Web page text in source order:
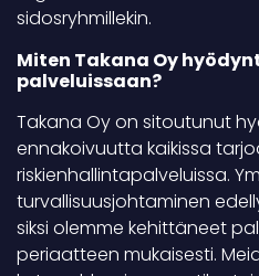
sidosryhmillekin.
Miten Takana Oy
palveluissaan?
Takana Oy on sitoutunut
ennakoivuutta kaikissa
riskienhallintapalveluissa.
turvallisuusjohtaminen
siksi olemme kehittäneet
periaatteen mukaisesti.